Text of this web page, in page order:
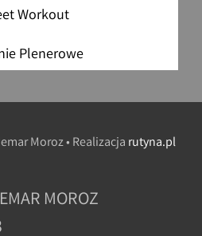
Workout
Plenerowe
Moroz • Realizacja rutyna.pl
MOROZ